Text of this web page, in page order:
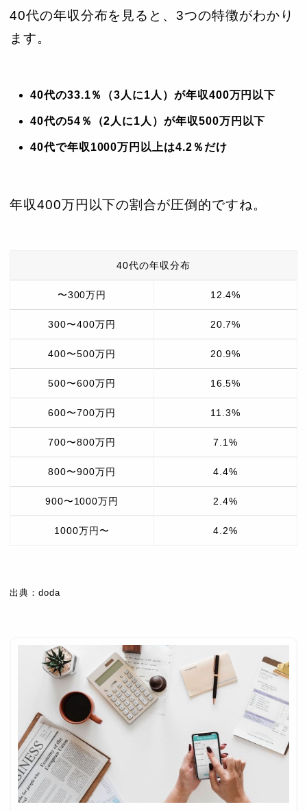
40代の年収分布を見ると、3つの特徴がわかり
ます。
40代の33.1％（3人に1人）が年収400万円以下
40代の54％（2人に1人）が年収500万円以下
40代で年収1000万円以上は4.2％だけ
年収400万円以下の割合が圧倒的ですね。
40代の年収分布
〜300万円 12.4%
300〜400万円 20.7%
400〜500万円 20.9%
500〜600万円 16.5%
600〜700万円 11.3%
700〜800万円 7.1%
800〜900万円 4.4%
900〜1000万円 2.4%
1000万円〜 4.2%
出典：doda